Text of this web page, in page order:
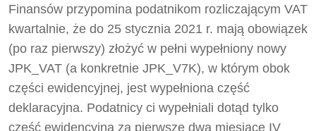
Finansów przypomina podatnikom rozliczającym VAT
kwartalnie, że do 25 stycznia 2021 r. mają obowiązek
(po raz pierwszy) złożyć w pełni wypełniony nowy
JPK_VAT (a konkretnie JPK_V7K), w którym obok
części ewidencyjnej, jest wypełniona część
deklaracyjna. Podatnicy ci wypełniali dotąd tylko
część ewidencyjną za pierwsze dwa miesiące IV